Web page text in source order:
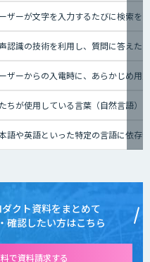
ザーが文字を入力するたびに検索を
認識の技術を利用し、質問に答えた
ザーからの入電時に、あらかじめ用
ちが使用している言葉（自然言語）
語や英語といった特定の言語に依存
クト資料をまとめて
確認したい方はこちら
で資料請求する